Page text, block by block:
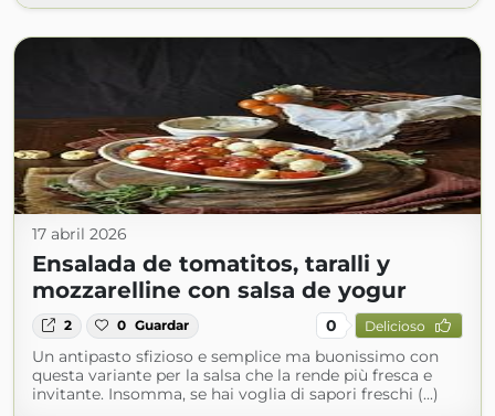
17 abril 2026
Ensalada de tomatitos, taralli y
mozzarelline con salsa de yogur
2 0 Guardar 0 Delicioso
Un antipasto sfizioso e semplice ma buonissimo con
questa variante per la salsa che la rende più fresca e
invitante. Insomma, se hai voglia di sapori freschi (...)